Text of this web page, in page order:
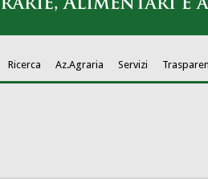
Ricerca Az.Agraria Servizi